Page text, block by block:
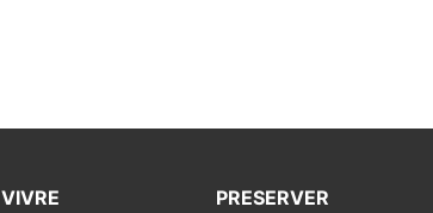
VIVRE PRESERVER